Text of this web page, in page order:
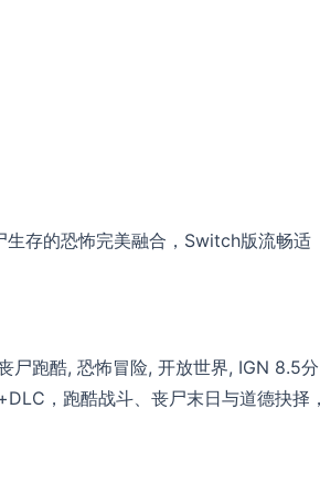
生存的恐怖完美融合，Switch版流畅适
尸跑酷, 恐怖冒险, 开放世界, IGN 8.5分
，跑酷战斗、丧尸末日与道德抉择